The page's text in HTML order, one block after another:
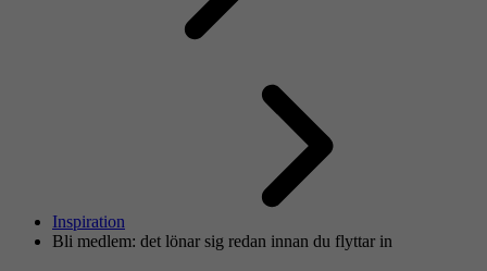
Inspiration
Bli medlem: det lönar sig redan innan du flyttar in